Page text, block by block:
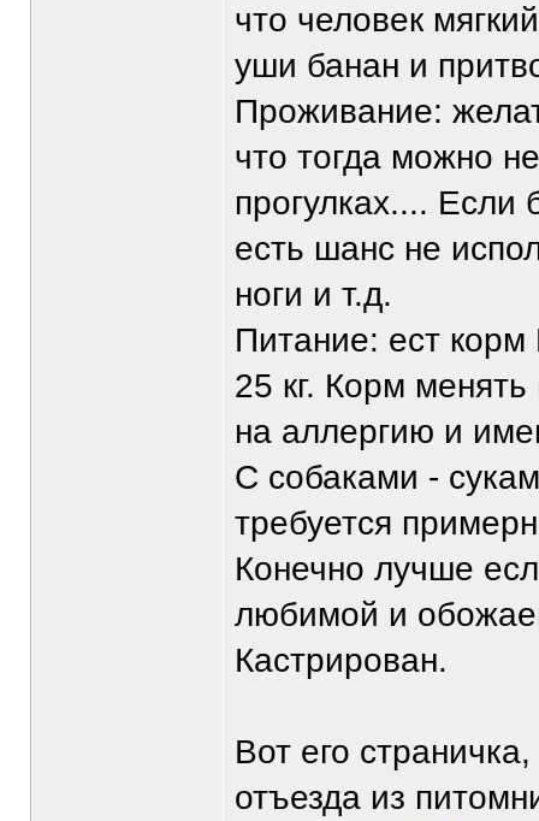
что человек
уши банан и
Проживание:
что тогда можно
прогулках.... Если
есть шанс не
ноги и т.д.
Питание: ест
25 кг. Корм
на аллергию и
С собаками -
требуется
Конечно лучше
любимой и
Кастрирован.
Вот его
отъезда из